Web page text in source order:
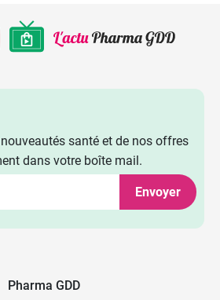
santé et de nos offres
dans votre boîte mail.
Envoyer
Pharma GDD